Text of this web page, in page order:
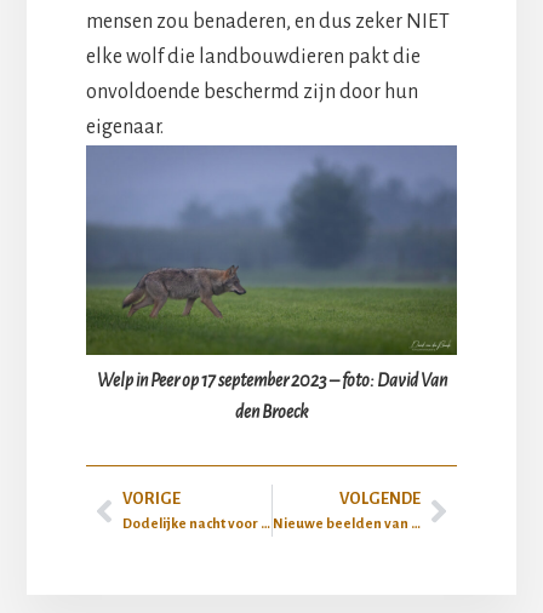
mensen zou benaderen, en dus zeker NIET
elke wolf die landbouwdieren pakt die
onvoldoende beschermd zijn door hun
eigenaar.
Welp in Peer op 17 september 2023 – foto: David Van
den Broeck
VORIGE
Dodelijke nacht voor wolven op de Limburgse noord-zuidverbinding N74
VOLGENDE
Nieuwe beelden van de schuwe wolvin Emma